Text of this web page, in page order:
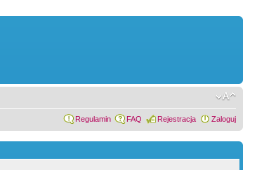
Regulamin FAQ Rejestracja Zaloguj